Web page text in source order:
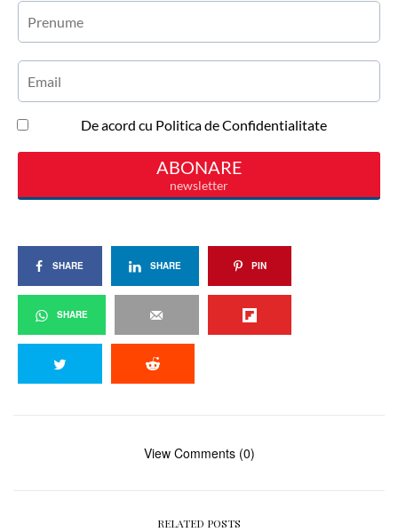
SHARE SHARE PIN
SHARE
View Comments (0)
RELATED POSTS